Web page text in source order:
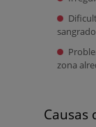
zona
Causas